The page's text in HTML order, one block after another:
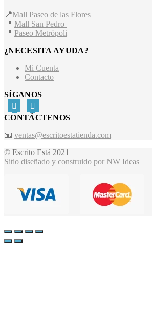
📍Mall Paseo de las Flores
📍 Mall San Pedro
📍 Paseo Metrópoli
¿NECESITA AYUDA?
Mi Cuenta
Contacto
SÍGANOS
CONTÁCTENOS
📧 ventas@escritoestatienda.com
© Escrito Está 2021
Sitio diseñado y construido por NW Ideas